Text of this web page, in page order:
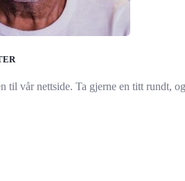
til vår nettside. Ta gjerne en titt rundt,